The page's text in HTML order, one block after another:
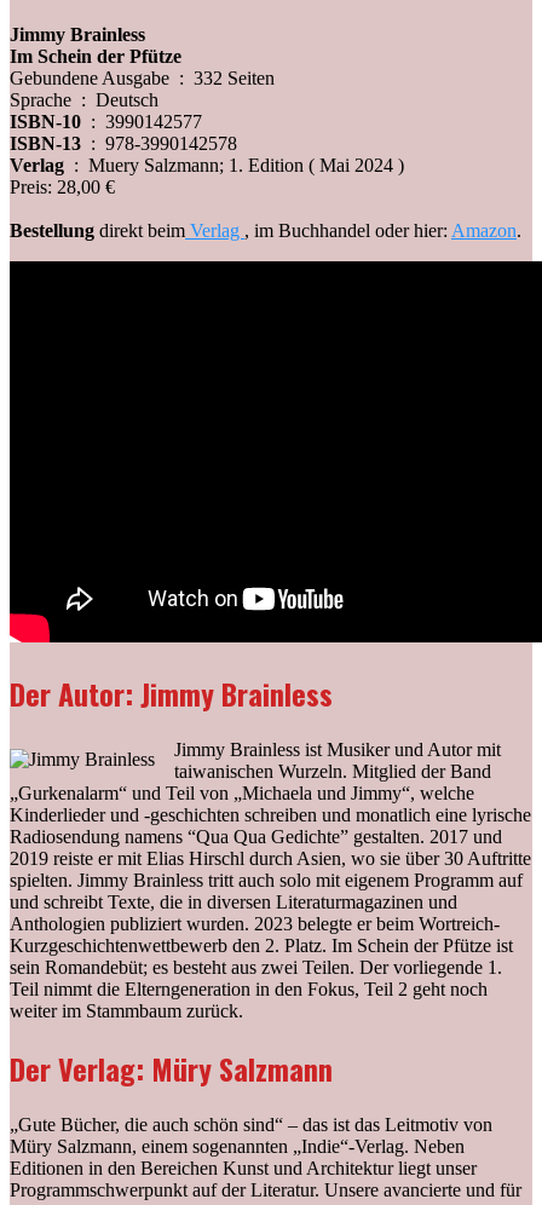
Jimmy Brainless
Im Schein der Pfütze
Gebundene Ausgabe ‏ : ‎ 332 Seiten
Sprache ‏ : ‎ Deutsch
ISBN-10 ‏ : ‎ 3990142577
ISBN-13 ‏ : ‎ 978-3990142578
Verlag ‏ : ‎ Muery Salzmann; 1. Edition ( Mai 2024 )
Preis: 28,00 €
Bestellung direkt beim Verlag , im Buchhandel oder hier: Amazon.
Der Autor: Jimmy Brainless
Jimmy Brainless ist Musiker und Autor mit
taiwanischen Wurzeln. Mitglied der Band
„Gurkenalarm“ und Teil von „Michaela und Jimmy“, welche
Kinderlieder und -geschichten schreiben und monatlich eine lyrische
Radiosendung namens “Qua Qua Gedichte” gestalten. 2017 und
2019 reiste er mit Elias Hirschl durch Asien, wo sie über 30 Auftritte
spielten. Jimmy Brainless tritt auch solo mit eigenem Programm auf
und schreibt Texte, die in diversen Literaturmagazinen und
Anthologien publiziert wurden. 2023 belegte er beim Wortreich-
Kurzgeschichtenwettbewerb den 2. Platz. Im­ Schein­ der­ Pfütze ist
sein Romandebüt; es besteht aus zwei Teilen. Der vorliegende 1.
Teil nimmt die Elterngeneration in den Fokus, Teil 2 geht noch
weiter im Stammbaum zurück.
Der Verlag: Müry Salzmann
„Gute Bücher, die auch schön sind“ – das ist das Leitmotiv von
Müry Salzmann, einem sogenannten „Indie“-Verlag. Neben
Editionen in den Bereichen Kunst und Architektur liegt unser
Programmschwerpunkt auf der Literatur. Unsere avancierte und für